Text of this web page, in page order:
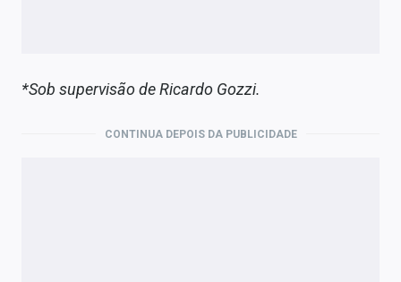
*Sob supervisão deRicardo Gozzi.
CONTINUA DEPOIS DA PUBLICIDADE